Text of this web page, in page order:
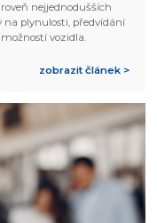
nejjednodušších
na plynulosti, předvídání
vozidla.
zobrazit článek >